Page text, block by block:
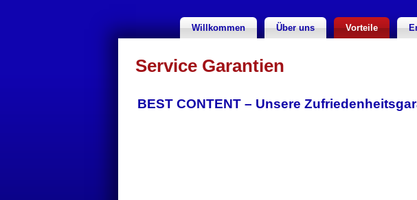
Willkommen Über uns Vorteile
Service Garantien
BEST CONTENT – Unsere